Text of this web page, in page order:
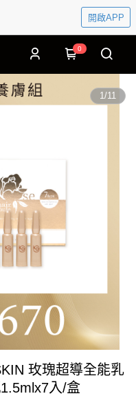
開啟APP
0
1/11
玫瑰超導全能乳
入/盒